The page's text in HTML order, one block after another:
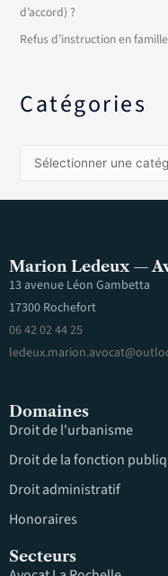
d’accord) ?
Refus d’instruction en
Catégories
Marion Ledeux —
13 avenue Léon Gambetta
17300 Rochefort
06 42 02 44 25
Domaines
Droit de l'urbanisme
Droit de la fonction
Droit administratif
Honoraires
Secteurs